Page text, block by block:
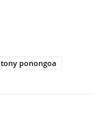
tony ponongoa